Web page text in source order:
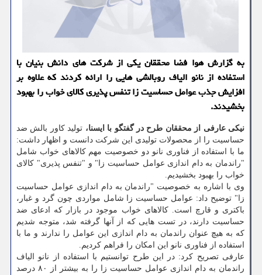
به گزارش هوا فضا محققان یكی از شركت های دانش بنیان با
استفاده از نانو الیاف روبالشی هایی را ارائه كردند كه علاوه بر
افزایش جذب عوامل حساسیت زا تنفس پذیری كالای خواب را بهبود
بخشیدند.
نیکی عارفی از محققان طرح در گفتگو با ایسنا، تولید کاور بالش ضد
حساسیت را از محصولات تولیدی این شرکت دانست و اظهار داشت:
ما با استفاده از فناوری نانو دو خصوصیت مهم کالاهای خواب شامل
"راندمان به دام اندازی عوامل حساسیت زا" و "تنفس پذیری" کالای
خواب را بهبود بخشیدیم.
وی با اشاره به خصوصیت "راندمان به دام اندازی عوامل حساسیت
زا" توضیح داد: عوامل حساسیت زا شامل مواردی چون گرد و غبار،
باکتری و قارچ است. کالاهای خواب موجود در بازار که ادعای ضد
حساسیت دارند، در تست هایی که از آنها گرفته شد، متوجه شدیم
که به هیچ عنوان راندمان به دام اندازی این عوامل را ندارند و ما با
استفاده از فناوری نانو این امکان را فراهم کردیم.
عارفی تصریح کرد: در این طرح توانستیم با استفاده از نانو الیاف
راندمان به دام اندازی عوامل حساسیت زا را به بیشتر از ۸۰ درصد